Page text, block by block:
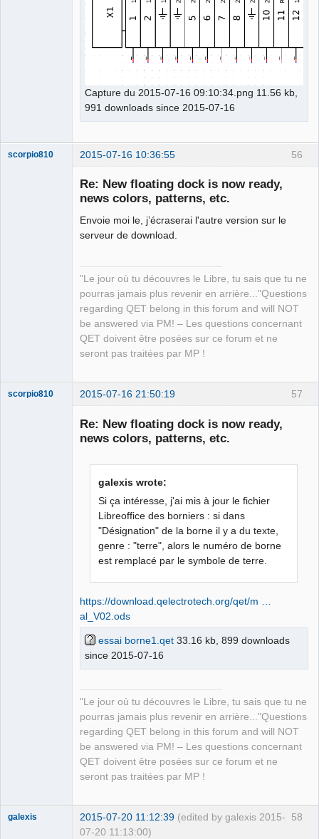
Capture du 2015-07-16 09:10:34.png 11.56 kb,
991 downloads since 2015-07-16
56
scorpio810 2015-07-16 10:36:55
Re: New floating dock is now ready,
news colors, patterns, etc.
Envoie moi le, j’écraserai l'autre version sur le
serveur de download.
"Le jour où tu découvres le Libre, tu sais que tu ne
pourras jamais plus revenir en arrière..."Questions
regarding QET belong in this forum and will NOT
be answered via PM! – Les questions concernant
QET doivent être posées sur ce forum et ne
seront pas traitées par MP !
57
scorpio810 2015-07-16 21:50:19
Re: New floating dock is now ready,
news colors, patterns, etc.
galexis wrote:
Si ça intéresse, j'ai mis à jour le fichier
Libreoffice des borniers : si dans
"Désignation" de la borne il y a du texte,
genre : "terre", alors le numéro de borne
est remplacé par le symbole de terre.
https://download.qelectrotech.org/qet/m …
al_V02.ods
essai borne1.qet 33.16 kb, 899 downloads
since 2015-07-16
"Le jour où tu découvres le Libre, tu sais que tu ne
pourras jamais plus revenir en arrière..."Questions
regarding QET belong in this forum and will NOT
be answered via PM! – Les questions concernant
QET doivent être posées sur ce forum et ne
seront pas traitées par MP !
58
galexis 2015-07-20 11:12:39 (edited by galexis 2015-
07-20 11:13:00)